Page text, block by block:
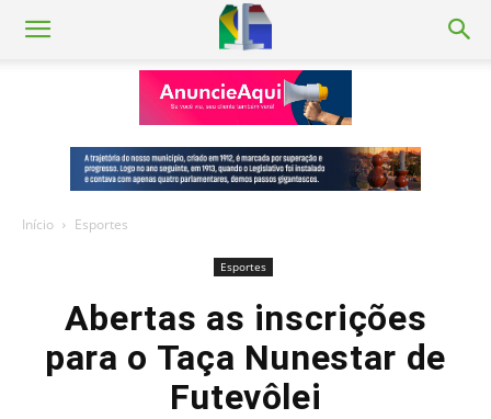
Início Esportes
Esportes
Abertas as inscrições
para o Taça Nunestar de
Futevôlei